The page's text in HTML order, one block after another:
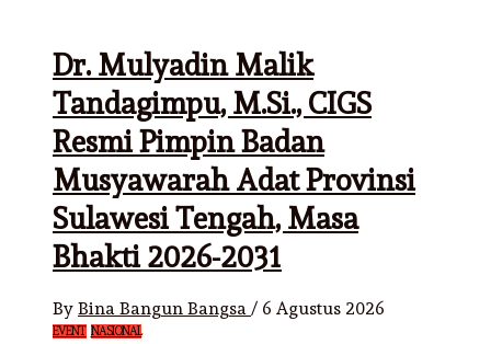
Dr. Mulyadin Malik
Tandagimpu, M.Si., CIGS
Resmi Pimpin Badan
Musyawarah Adat Provinsi
Sulawesi Tengah, Masa
Bhakti 2026-2031
By Bina Bangun Bangsa / 6 Agustus 2026
EVENT NASIONAL